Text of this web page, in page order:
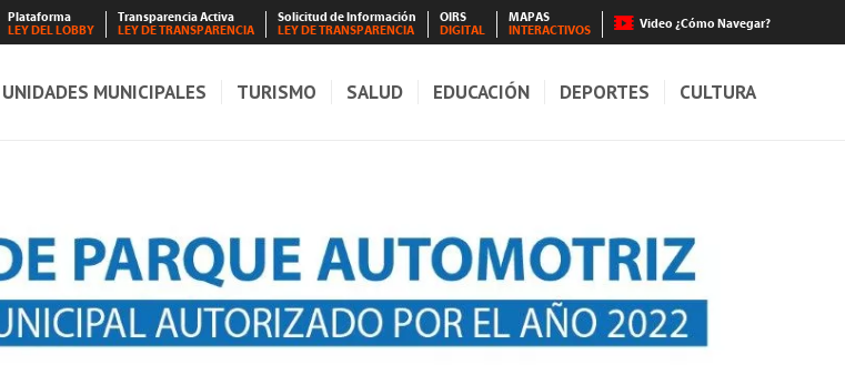
Plataforma
LEY DEL LOBBY
Transparencia Activa
LEY DE TRANSPARENCIA
Solicitud de Información
LEY DE TRANSPARENCIA
OIRS
DIGITAL
MAPAS
INTERACTIVOS
Video ¿Cómo Navegar?
UNIDADES MUNICIPALES TURISMO SALUD EDUCACIÓN DEPORTES CULTURA